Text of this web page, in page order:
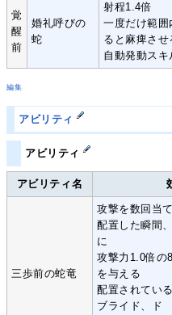
覚
醒
前
婚礼呼びの
蛇
射程1.4倍
一度だけ範囲
ると麻痺させ
自動発動スキ
編集
アビリティ
アビリティ
アビリティ名
三歩前の蛇竜
攻撃を数回当
配置した瞬間
に
攻撃力1.0倍の
を与える
配置されてい
ブライド、ド